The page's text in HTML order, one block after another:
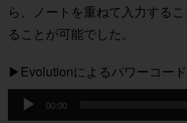
ら、ノートを重ねて入力する
ることが可能でした。
▶︎Evolutionによるパワーコー
音
00:00